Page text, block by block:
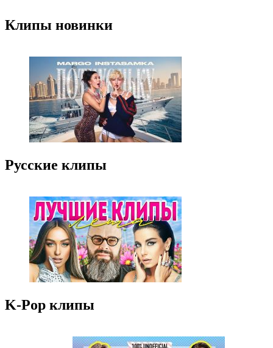
Клипы новинки
Русские клипы
K-Pop клипы